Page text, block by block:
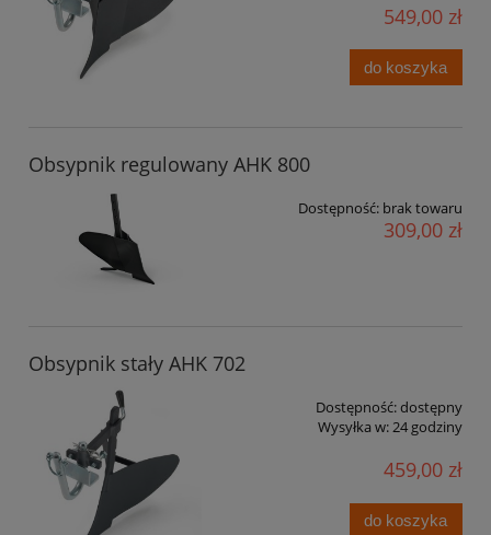
549,00 zł
do koszyka
Obsypnik regulowany AHK 800
Dostępność: brak towaru
309,00 zł
Obsypnik stały AHK 702
Dostępność:dostępny
Wysyłka w:24 godziny
459,00 zł
do koszyka